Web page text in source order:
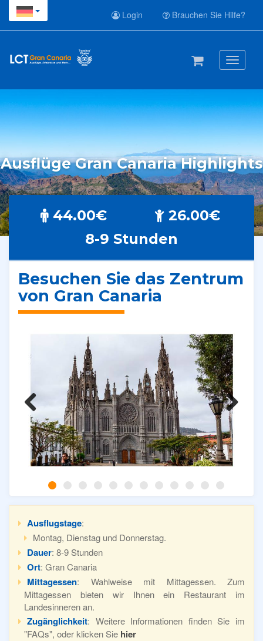
Login Brauchen Sie Hilfe?
Toggle
Ausflüge Gran Canaria Highlights
44.00€
26.00€
8-9 Stunden
Besuchen Sie das Zentrum
von Gran Canaria
Previous Next
Ausflugstage:
Montag, Dienstag und Donnerstag.
Dauer: 8-9 Stunden
Ort: Gran Canaria
Mittagessen: Wahlweise mit Mittagessen. Zum
Mittagessen bieten wir Ihnen ein Restaurant im
Landesinneren an.
Zugänglichkeit: Weitere Informationen finden Sie im
"FAQs", oder klicken Sie hier